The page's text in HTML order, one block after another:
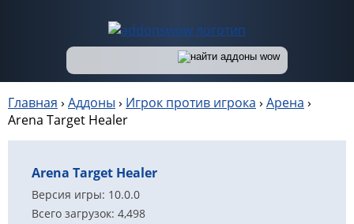
Главная › Аддоны › Игрок против игрока › Арена ›
Arena Target Healer
Arena Target Healer
Версия игры: 10.0.0
Всего загрузок: 4,498